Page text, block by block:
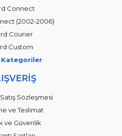
Connect
(2002-2006)
Courier
Custom
Kategoriler
Sözleşmesi
ve Teslimat
ve Güvenlik